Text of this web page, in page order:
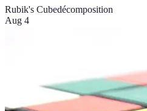
Rubik's Cubedécomposition
Aug 4